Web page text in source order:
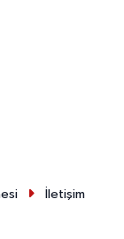
İletişim